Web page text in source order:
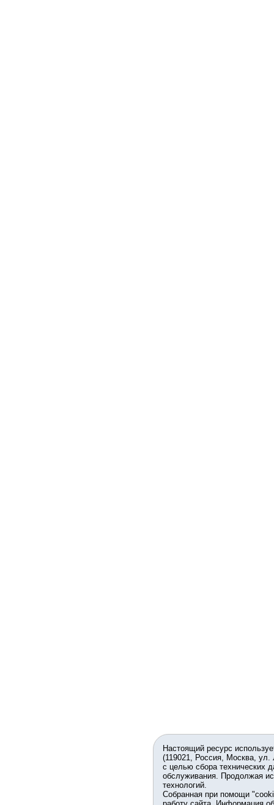
Настоящий ресурс
(119021, Россия, Москва,
с целью сбора технических
обслуживания. Продолжая
технологий.
Собранная при помощи